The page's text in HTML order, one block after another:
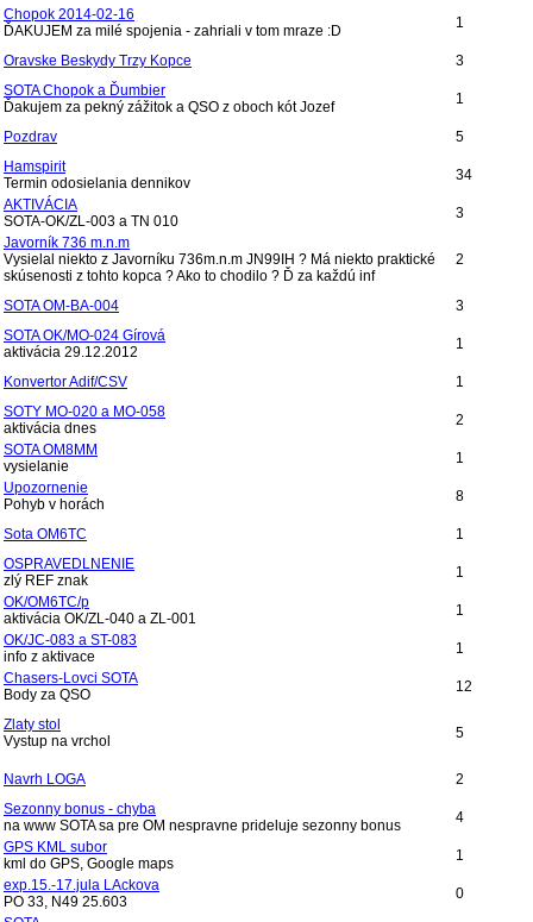
Chopok 2014-02-16
ĎAKUJEM za milé spojenia - zahriali v tom mraze :D
1
Oravske Beskydy Trzy Kopce
3
SOTA Chopok a Ďumbier
Ďakujem za pekný zážitok a QSO z oboch kót Jozef
1
Pozdrav
5
Hamspirit
Termin odosielania dennikov
34
AKTIVÁCIA
SOTA-OK/ZL-003 a TN 010
3
Javorník 736 m.n.m
Vysielal niekto z Javorníku 736m.n.m JN99IH ? Má niekto praktické
skúsenosti z tohto kopca ? Ako to chodilo ? Ď za každú inf
2
SOTA OM-BA-004
3
SOTA OK/MO-024 Gírová
aktivácia 29.12.2012
1
Konvertor Adif/CSV
1
SOTY MO-020 a MO-058
aktivácia dnes
2
SOTA OM8MM
vysielanie
1
Upozornenie
Pohyb v horách
8
Sota OM6TC
1
OSPRAVEDLNENIE
zlý REF znak
1
OK/OM6TC/p
aktivácia OK/ZL-040 a ZL-001
1
OK/JC-083 a ST-083
info z aktivace
1
Chasers-Lovci SOTA
Body za QSO
12
Zlaty stol
Vystup na vrchol
5
Navrh LOGA
2
Sezonny bonus - chyba
na www SOTA sa pre OM nespravne prideluje sezonny bonus
4
GPS KML subor
kml do GPS, Google maps
1
exp.15.-17.jula LAckova
PO 33, N49 25.603
0